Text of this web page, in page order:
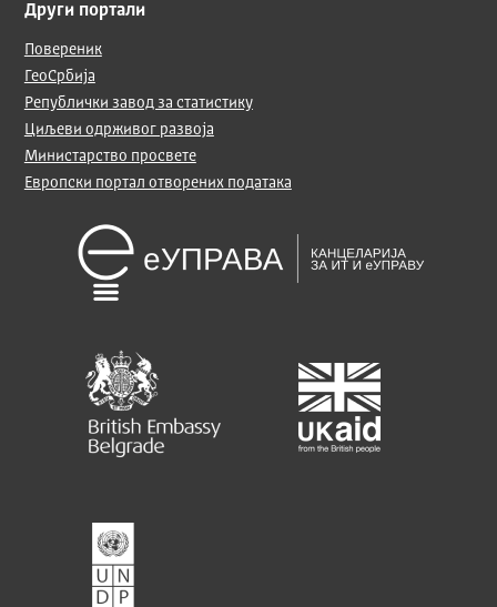
Други портали
Повереник
ГеоСрбија
Републички завод за статистику
Циљеви одрживог развоја
Министарство просвете
Европски портал отворених података